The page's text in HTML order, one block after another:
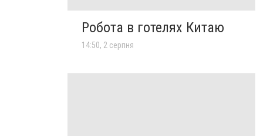
Робота в готелях Китаю
14:50, 2 серпня